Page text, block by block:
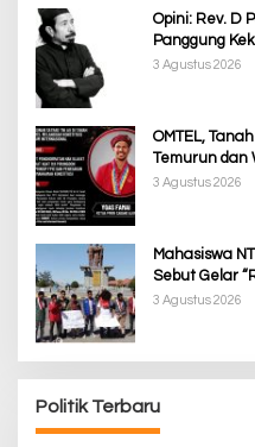
Opini: Rev. D
Panggung
dari Politik
3 Agustus 2026
OMTEL,
Temurun dan
3 Agustus 2026
Mahasiswa
Sebut Gelar
Kepentingan
3 Agustus 2026
Politik Terbaru